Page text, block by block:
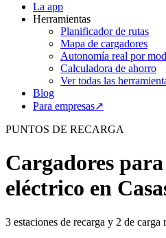
La app
Herramientas
Planificador de rutas
Mapa de cargadores
Autonomía real por
Calculadora de ahorro
Ver todas las
Blog
Para empresas↗
PUNTOS DE RECARGA
Cargadores
eléctrico en
3 estaciones de recarga y 2 de carga